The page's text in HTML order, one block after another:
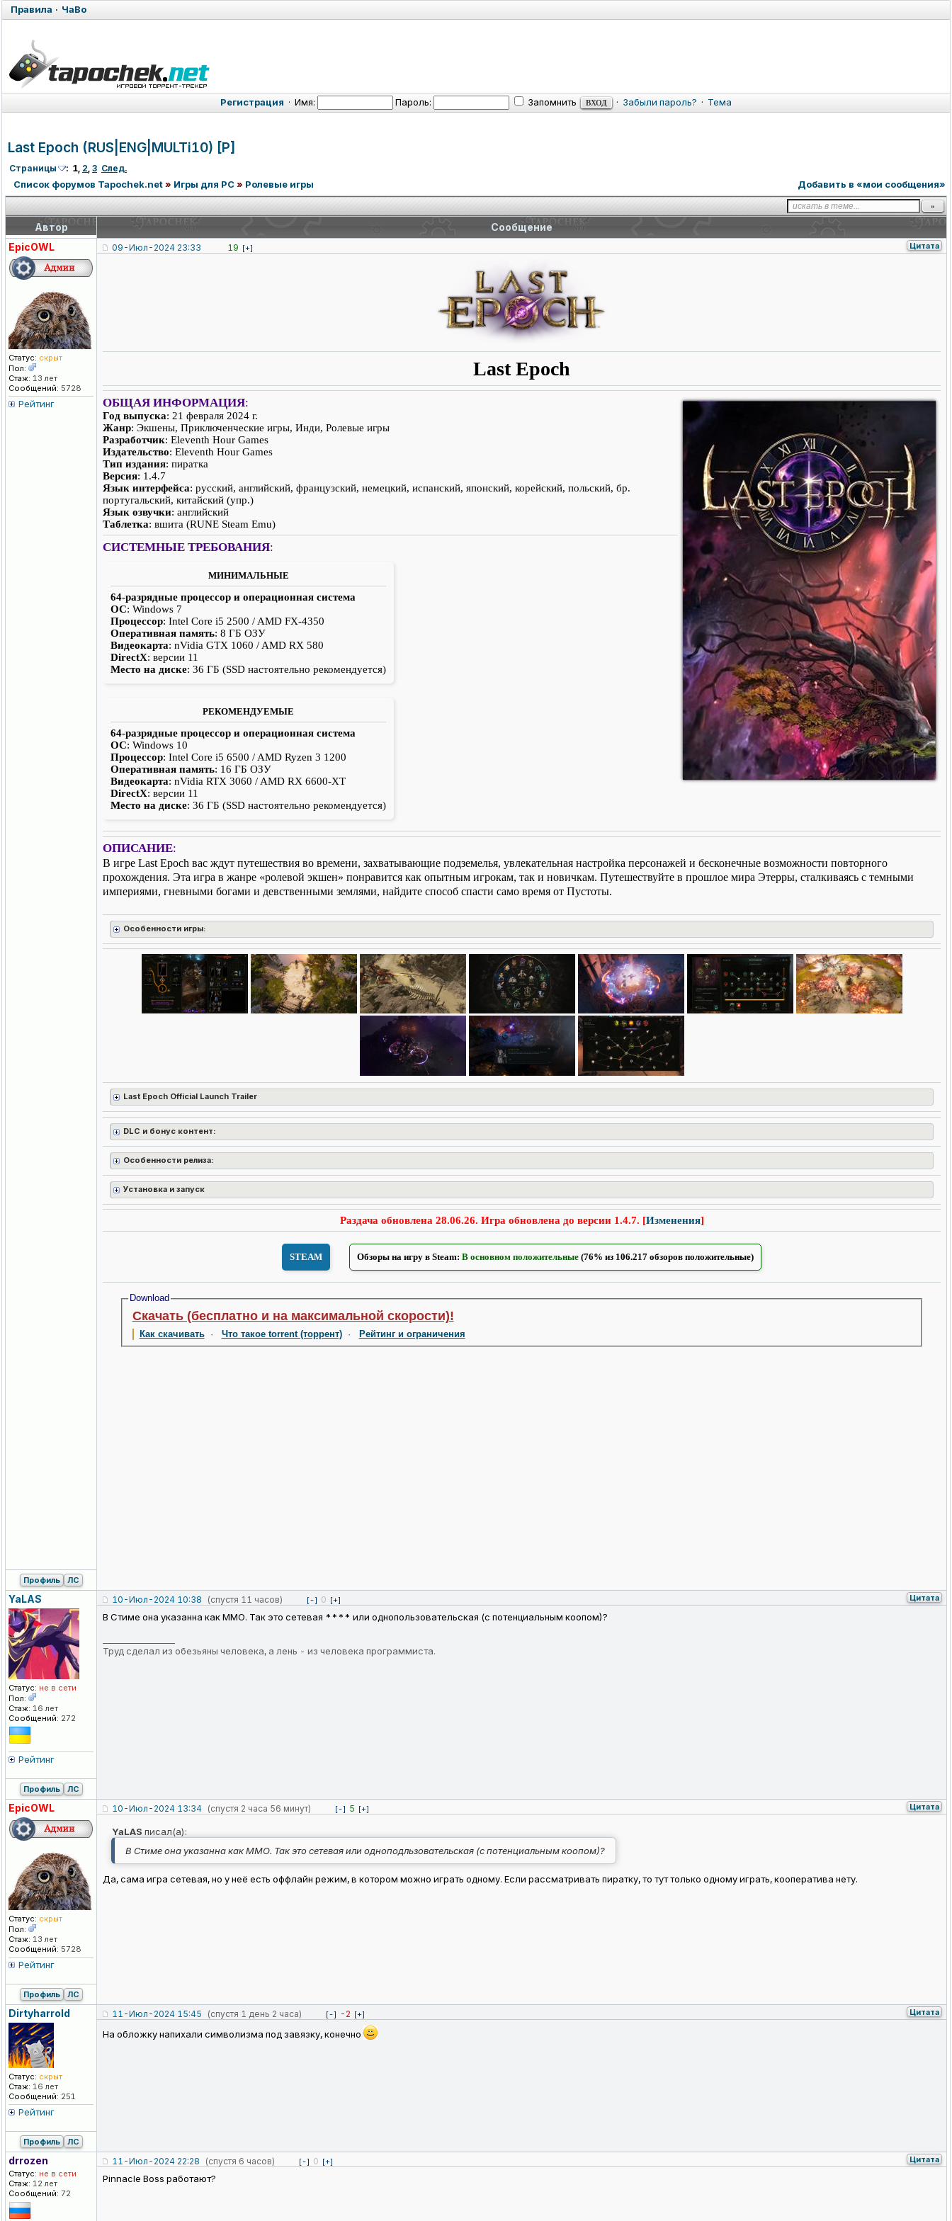
Правила · ЧаВо
Регистрация · Имя: Пароль: Запомнить · Забыли пароль? · Тема
Last Epoch (RUS|ENG|MULTi10) [P]
Страницы : 1, 2, 3 След.
Список форумов Tapochek.net» Игры для PC» Ролевые игры Добавить в «мои сообщения»
Автор
Сообщение
EpicOWL
Статус: скрыт
Пол:
Стаж: 13 лет
Сообщений: 5728
Рейтинг
09-Июл-2024 23:33 19 [+] Цитата
Last Epoch
ОБЩАЯ ИНФОРМАЦИЯ:
Год выпуска: 21 февраля 2024 г.
Жанр: Экшены, Приключенческие игры, Инди, Ролевые игры
Разработчик: Eleventh Hour Games
Издательство: Eleventh Hour Games
Тип издания: пиратка
Версия: 1.4.7
Язык интерфейса: русский, английский, французский, немецкий, испанский, японский, корейский, польский, бр.
португальский, китайский (упр.)
Язык озвучки: английский
Таблетка: вшита (RUNE Steam Emu)
СИСТЕМНЫЕ ТРЕБОВАНИЯ:
МИНИМАЛЬНЫЕ
64-разрядные процессор и операционная система
ОС: Windows 7
Процессор: Intel Core i5 2500 / AMD FX-4350
Оперативная память: 8 ГБ ОЗУ
Видеокарта: nVidia GTX 1060 / AMD RX 580
DirectX: версии 11
Место на диске: 36 ГБ (SSD настоятельно рекомендуется)
РЕКОМЕНДУЕМЫЕ
64-разрядные процессор и операционная система
ОС: Windows 10
Процессор: Intel Core i5 6500 / AMD Ryzen 3 1200
Оперативная память: 16 ГБ ОЗУ
Видеокарта: nVidia RTX 3060 / AMD RX 6600-XT
DirectX: версии 11
Место на диске: 36 ГБ (SSD настоятельно рекомендуется)
ОПИСАНИЕ:
В игре Last Epoch вас ждут путешествия во времени, захватывающие подземелья, увлекательная настройка персонажей и бесконечные возможности повторного
прохождения. Эта игра в жанре «ролевой экшен» понравится как опытным игрокам, так и новичкам. Путешествуйте в прошлое мира Этерры, сталкиваясь с темными
империями, гневными богами и девственными землями, найдите способ спасти само время от Пустоты.
Особенности игры:
Last Epoch Official Launch Trailer
DLC и бонус контент:
Особенности релиза:
Установка и запуск
Раздача обновлена 28.06.26. Игра обновлена до версии 1.4.7. [Изменения]
STEAM Обзоры на игру в Steam: В основном положительные (76% из 106.217 обзоров положительные)
Download
Скачать (бесплатно и на максимальной скорости)!
Как скачивать· Что такое torrent (торрент)· Рейтинг и ограничения
Профиль ЛС
YaLAS
Статус: не в сети
Пол:
Стаж: 16 лет
Сообщений: 272
Рейтинг
10-Июл-2024 10:38 (спустя 11 часов) [-] 0 [+] Цитата
В Стиме она указанна как ММО. Так это сетевая **** или однопользовательская (с потенциальным коопом)?
Труд сделал из обезьяны человека, а лень - из человека программиста.
Профиль ЛС
EpicOWL
Статус: скрыт
Пол:
Стаж: 13 лет
Сообщений: 5728
Рейтинг
10-Июл-2024 13:34 (спустя 2 часа 56 минут) [-] 5 [+] Цитата
YaLAS писал(а):
В Стиме она указанна как ММО. Так это сетевая или одноподльзовательская (с потенциальным коопом)?
Да, сама игра сетевая, но у неё есть оффлайн режим, в котором можно играть одному. Если рассматривать пиратку, то тут только одному играть, кооператива нету.
Профиль ЛС
Dirtyharrold
Статус: скрыт
Стаж: 16 лет
Сообщений: 251
Рейтинг
11-Июл-2024 15:45 (спустя 1 день 2 часа) [-] -2 [+] Цитата
На обложку напихали символизма под завязку, конечно
Профиль ЛС
drrozen
Статус: не в сети
Стаж: 12 лет
Сообщений: 72
11-Июл-2024 22:28 (спустя 6 часов) [-] 0 [+] Цитата
Pinnacle Boss работают?